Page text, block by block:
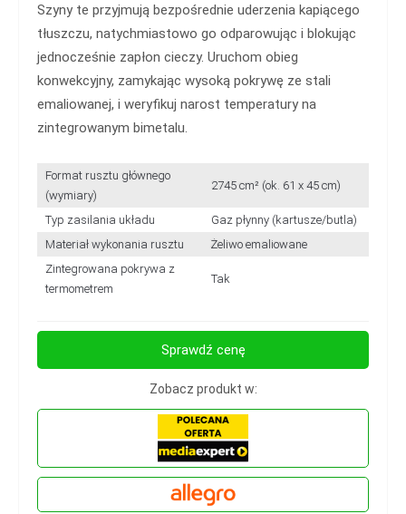
Szyny te przyjmują bezpośrednie uderzenia kapiącego
tłuszczu, natychmiastowo go odparowując i blokując
jednocześnie zapłon cieczy. Uruchom obieg
konwekcyjny, zamykając wysoką pokrywę ze stali
emaliowanej, i weryfikuj narost temperatury na
zintegrowanym bimetalu.
Format rusztu głównego
(wymiary)
2745 cm² (ok. 61 x 45 cm)
Typ zasilania układu
Gaz płynny (kartusze/butla)
Materiał wykonania rusztu
Żeliwo emaliowane
Zintegrowana pokrywa z
termometrem
Tak
Sprawdź cenę
Zobacz produkt w: